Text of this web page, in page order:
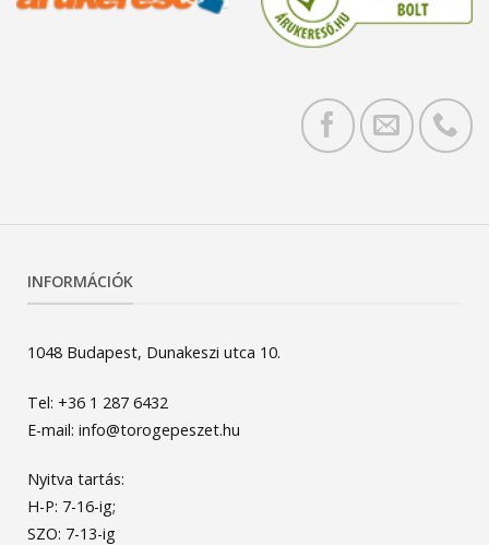
INFORMÁCIÓK
1048 Budapest, Dunakeszi utca 10.
Tel: +36 1 287 6432
E-mail: info@torogepeszet.hu
Nyitva tartás:
H-P: 7-16-ig;
SZO: 7-13-ig